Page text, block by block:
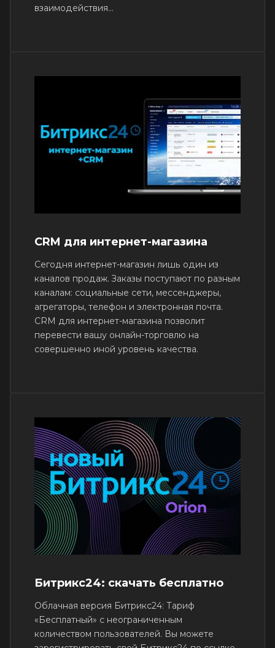
взаимодействия...
CRM для интернет-магазина
Сегодня интернет-магазин лишь один из
каналов продаж. Заказы поступают по разным
каналам: социальные сети, мессенджеры,
агрегаторы, телефон и электронная почта.
CRM для интернет-магазина позволит
перевести вашу онлайн-торговлю на
совершенно иной уровень качества.
Битрикс24: скачать бесплатно
Облачная версия Битрикс24: Тариф
«Бесплатный» с неограниченным
количеством пользователей. Вы можете